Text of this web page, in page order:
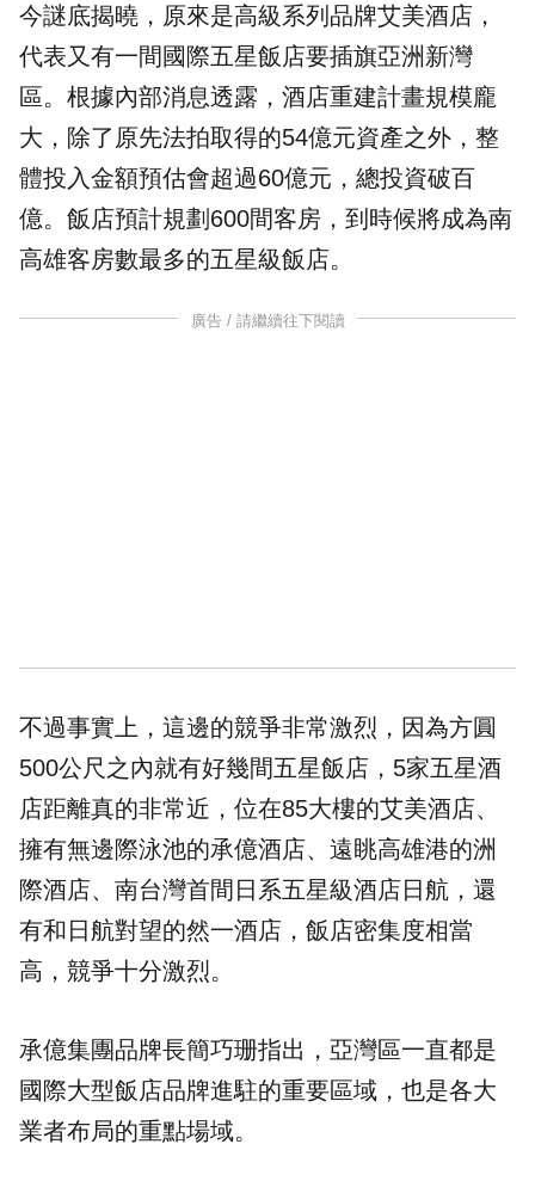
今謎底揭曉，原來是高級系列品牌艾美酒店，
代表又有一間國際五星飯店要插旗亞洲新灣
區。根據內部消息透露，酒店重建計畫規模龐
大，除了原先法拍取得的54億元資產之外，整
體投入金額預估會超過60億元，總投資破百
億。飯店預計規劃600間客房，到時候將成為南
高雄客房數最多的五星級飯店。
廣告 / 請繼續往下閱讀
不過事實上，這邊的競爭非常激烈，因為方圓
500公尺之內就有好幾間五星飯店，5家五星酒
店距離真的非常近，位在85大樓的艾美酒店、
擁有無邊際泳池的承億酒店、遠眺高雄港的洲
際酒店、南台灣首間日系五星級酒店日航，還
有和日航對望的然一酒店，飯店密集度相當
高，競爭十分激烈。
承億集團品牌長簡巧珊指出，亞灣區一直都是
國際大型飯店品牌進駐的重要區域，也是各大
業者布局的重點場域。